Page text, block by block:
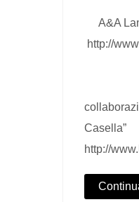
A&A
http://
Casella”
http://